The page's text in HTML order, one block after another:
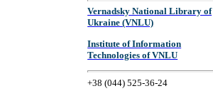
Vernadsky National Library of
Ukraine (VNLU)
Institute of Information
Technologies of VNLU
+38 (044) 525-36-24